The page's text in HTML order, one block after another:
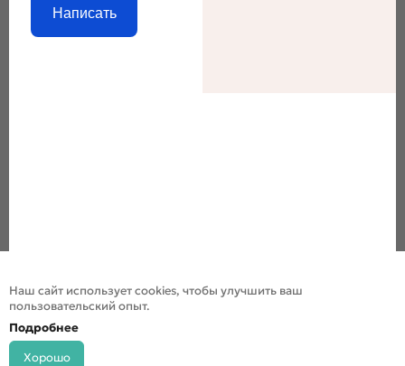
Написать
Наш сайт использует cookies, чтобы улучшить ваш
пользовательский опыт.
Подробнее
Хорошо